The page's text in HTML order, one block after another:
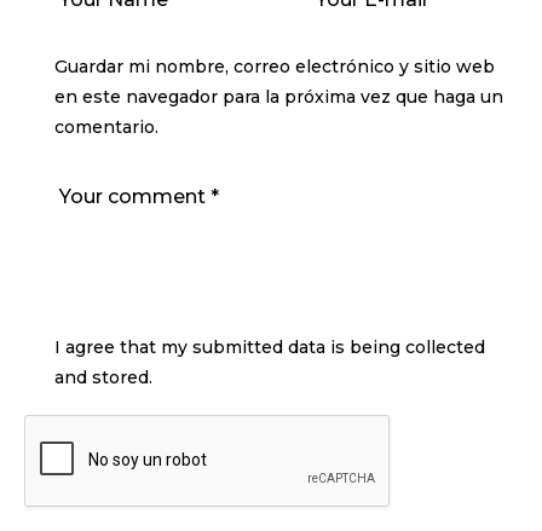
Guardar mi nombre, correo electrónico y sitio web
en este navegador para la próxima vez que haga un
comentario.
I agree that my submitted data is being collected
and stored.